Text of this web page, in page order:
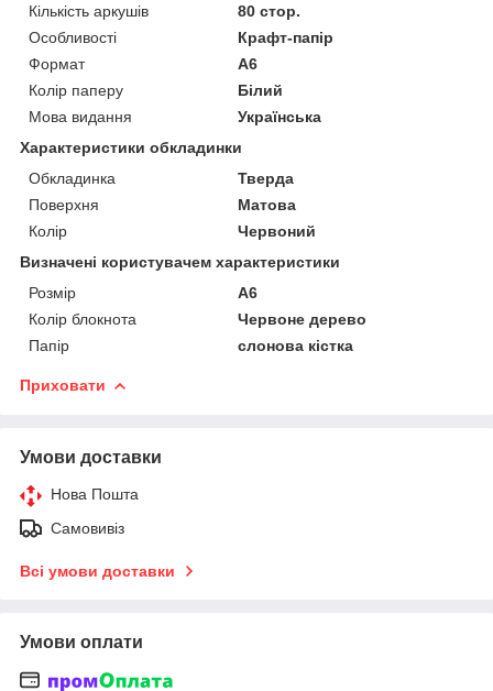
Кількість аркушів
80 стор.
Особливості
Крафт-папір
Формат
A6
Колір паперу
Білий
Мова видання
Українська
Характеристики обкладинки
Обкладинка
Тверда
Поверхня
Матова
Колір
Червоний
Визначені користувачем характеристики
Розмір
А6
Колір блокнота
Червоне дерево
Папір
слонова кістка
Приховати
Умови доставки
Нова Пошта
Самовивіз
Всі умови доставки
Умови оплати